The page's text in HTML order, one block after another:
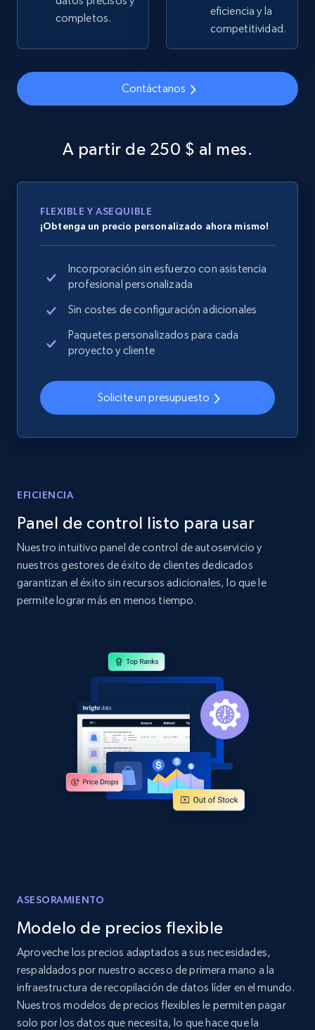
2.5K+ Comenzar ahora
Google Shopping
2.4K+ 199+ Comenzar ahora
web using keywords
URL, Product id, Title, Product description,
Rating, Reviews count, Images, Variations, and
2.1K+ 375+ Comenzar ahora
Amazon products global dataset - Collects
products by specific category URL
Comenzar ahora
Amazon products global dataset -
Collecting products by keyword search
Title, Seller name, Brand, Description, Initial
Amazon products global dataset - Collects
products by best sellers category URL
Title, Seller name, Brand, Description, Initial
price, Currency, Availability, Reviews count, and
more.
completos.
eficiencia y la
competitividad.
Contáctanos
A partir de 250 $ al mes.
FLEXIBLE Y ASEQUIBLE
¡Obtenga un precio personalizado ahora mismo!
Incorporación sin esfuerzo con asistencia
profesional personalizada
Sin costes de configuración adicionales
Paquetes personalizados para cada
proyecto y cliente
Solicite un presupuesto
EFICIENCIA
Panel de control listo para usar
Nuestro intuitivo panel de control de autoservicio y
nuestros gestores de éxito de clientes dedicados
garantizan el éxito sin recursos adicionales, lo que le
permite lograr más en menos tiempo.
ASESORAMIENTO
Modelo de precios flexible
Aproveche los precios adaptados a sus necesidades,
respaldados por nuestro acceso de primera mano a la
infraestructura de recopilación de datos líder en el mundo.
Nuestros modelos de precios flexibles le permiten pagar
solo por los datos que necesita, lo que hace que la